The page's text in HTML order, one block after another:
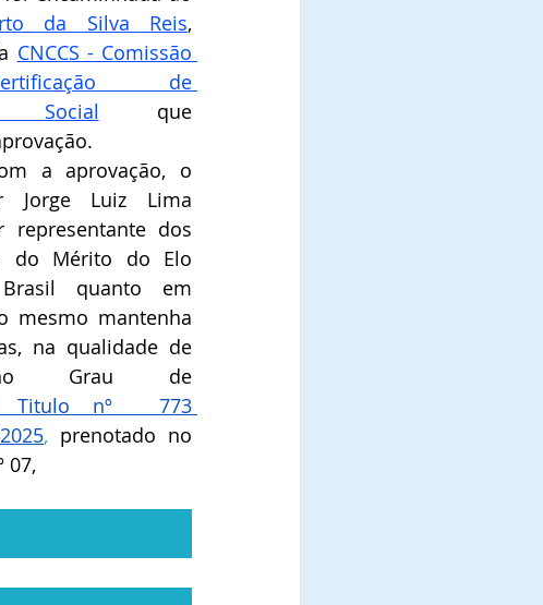
da Silva Reis,
CNCCS - Comissão
de
Social
que
a aprovação, o
Jorge Luiz Lima
representante dos
do Mérito do Elo
quanto em
mesmo mantenha
na qualidade de
Titulo nº  773
, prenotado no
07,